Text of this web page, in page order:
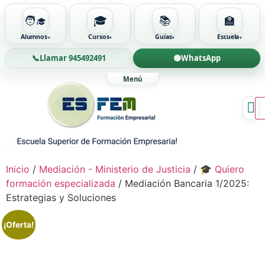
🧑‍🎓
Alumnos
🎓
Cursos
📚
Guías
🏫
Escuela
📞Llamar 945492491 🟢WhatsApp
Inicio / Mediación - Ministerio de Justicia / 🎓 Quiero
formación especializada / Mediación Bancaria 1/2025:
Estrategias y Soluciones
¡Oferta!